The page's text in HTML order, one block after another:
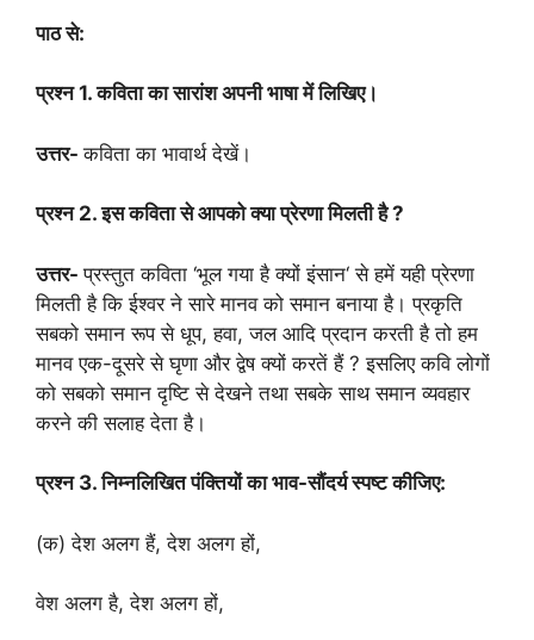
पाठ से:
प्रश्न1.कविता का सारांश अपनी भाषा में लिखिए।
उत्तर-कविता का भावार्थ देखें।
प्रश्न 2.इस कविता से आपको क्या प्रेरणा मिलती है?
उत्तर-प्रस्तुत कविता ‘भूल गया है क्यों इंसान‘ से हमें यही प्रेरणा
मिलती है कि ईश्वर ने सारे मानव को समान बनाया है। प्रकृति
सबको समान रूप से धूप, हवा, जल आदि प्रदान करती है तो हम
मानव एक-दूसरे से घृणा और द्वेष क्यों करतें हैं ? इसलिए कवि लोगों
को सबको समान दृष्टि से देखने तथा सबके साथ समान व्यवहार
करने की सलाह देता है।
प्रश्न 3.निम्नलिखित पंक्तियों का भाव-सौंदर्य स्पष्ट कीजिए:
(क) देश अलग हैं, देश अलग हों,
वेश अलग है, देश अलग हों,